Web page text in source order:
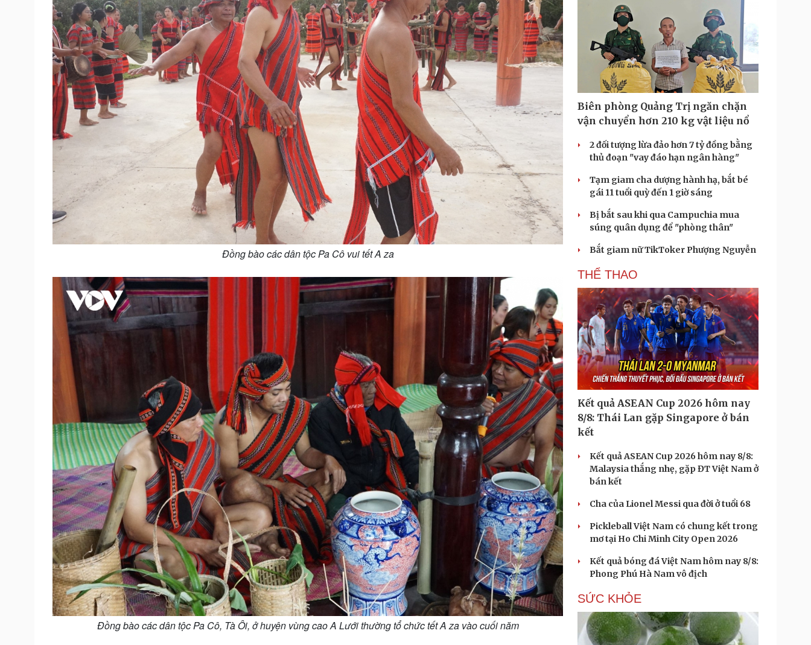
Đồng bào các dân tộc Pa Cô vui tết A za
Đồng bào các dân tộc Pa Cô, Tà Ôi, ở huyện vùng cao A Lưới thường tổ chức tết A za vào cuối năm
Biên phòng Quảng Trị ngăn chặn
vận chuyển hơn 210 kg vật liệu nổ
2 đối tượng lừa đảo hơn 7 tỷ đồng bằng
thủ đoạn "vay đáo hạn ngân hàng"
Tạm giam cha dượng hành hạ, bắt bé
gái 11 tuổi quỳ đến 1 giờ sáng
Bị bắt sau khi qua Campuchia mua
súng quân dụng để "phòng thân"
Bắt giam nữ TikToker Phượng Nguyễn
THỂ THAO
Kết quả ASEAN Cup 2026 hôm nay
8/8: Thái Lan gặp Singapore ở bán
kết
Kết quả ASEAN Cup 2026 hôm nay 8/8:
Malaysia thắng nhẹ, gặp ĐT Việt Nam ở
bán kết
Cha của Lionel Messi qua đời ở tuổi 68
Pickleball Việt Nam có chung kết trong
mơ tại Ho Chi Minh City Open 2026
Kết quả bóng đá Việt Nam hôm nay 8/8:
Phong Phú Hà Nam vô địch
SỨC KHỎE